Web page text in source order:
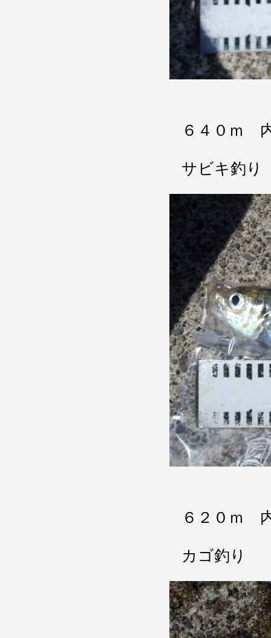
６４０ｍ
サビキ釣り
６２０ｍ
カゴ釣り